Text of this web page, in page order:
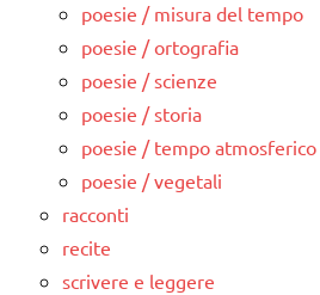
poesie / misura del tempo
poesie / ortografia
poesie / scienze
poesie / storia
poesie / tempo atmosferico
poesie / vegetali
racconti
recite
scrivere e leggere